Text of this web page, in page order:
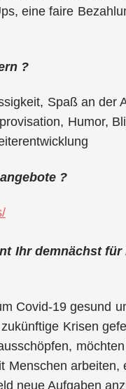
eine faire
?
Spaß an der
Humor,
?
Ihr demnächst
Covid-19 gesund
Krisen
Menschen
neue Aufgaben